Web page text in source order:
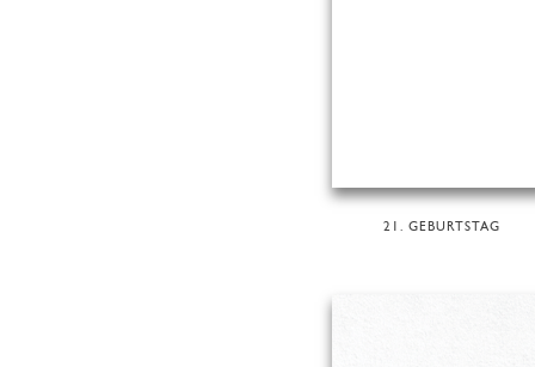
21. GEBURTSTAG